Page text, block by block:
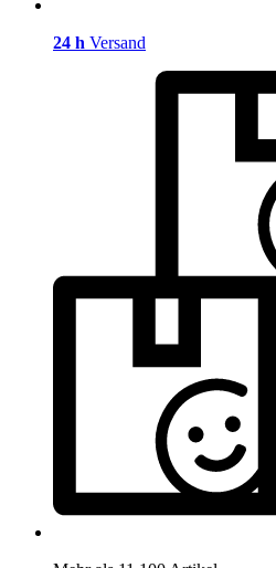
24 h Versand